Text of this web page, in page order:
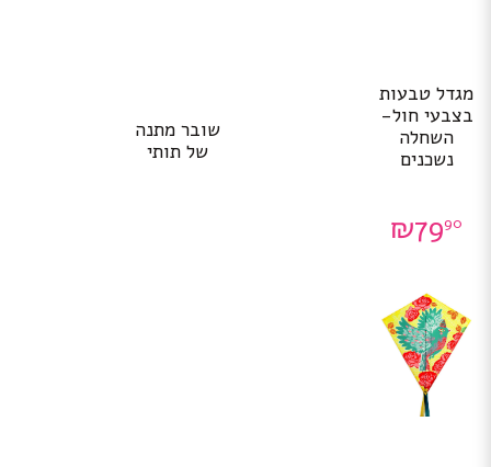
מגדל טבעות
בצבעי חול-
השחלה
נשכנים
₪7990
שובר מתנה
של תותי